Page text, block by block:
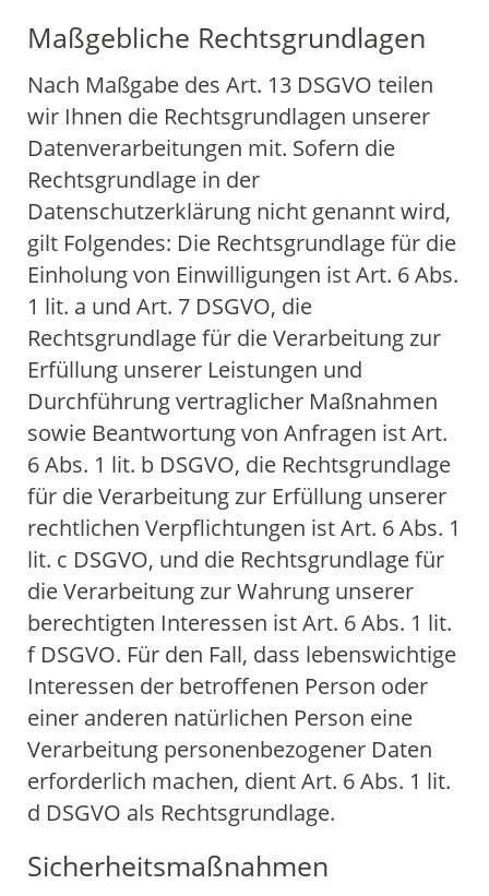
Maßgebliche Rechtsgrundlagen
Nach Maßgabe des Art. 13 DSGVO teilen
wir Ihnen die Rechtsgrundlagen unserer
Datenverarbeitungen mit. Sofern die
Rechtsgrundlage in der
Datenschutzerklärung nicht genannt wird,
gilt Folgendes: Die Rechtsgrundlage für die
Einholung von Einwilligungen ist Art. 6 Abs.
1 lit. a und Art. 7 DSGVO, die
Rechtsgrundlage für die Verarbeitung zur
Erfüllung unserer Leistungen und
Durchführung vertraglicher Maßnahmen
sowie Beantwortung von Anfragen ist Art.
6 Abs. 1 lit. b DSGVO, die Rechtsgrundlage
für die Verarbeitung zur Erfüllung unserer
rechtlichen Verpflichtungen ist Art. 6 Abs. 1
lit. c DSGVO, und die Rechtsgrundlage für
die Verarbeitung zur Wahrung unserer
berechtigten Interessen ist Art. 6 Abs. 1 lit.
f DSGVO. Für den Fall, dass lebenswichtige
Interessen der betroffenen Person oder
einer anderen natürlichen Person eine
Verarbeitung personenbezogener Daten
erforderlich machen, dient Art. 6 Abs. 1 lit.
d DSGVO als Rechtsgrundlage.
Sicherheitsmaßnahmen